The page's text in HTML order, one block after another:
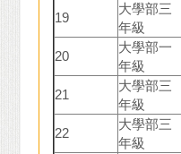
19
大學部三
年級
20
大學部一
年級
21
大學部三
年級
22
大學部三
年級